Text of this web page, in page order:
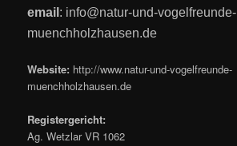
email : info@natur-und-vogelfreunde-
muenchholzhausen.de
Website: http://www.natur-und-vogelfreunde-
muenchholzhausen.de
Registergericht:
Ag. Wetzlar VR 1062